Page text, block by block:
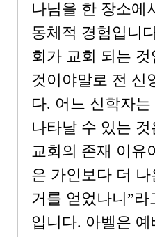
나님을 한 장소에
동체적 경험입니
회가 교회 되는
것이야말로 전 신
다. 어느 신학자
나타날 수 있는
교회의 존재 이유
은 가인보다 더
거를 얻었나니”
입니다. 아벨은